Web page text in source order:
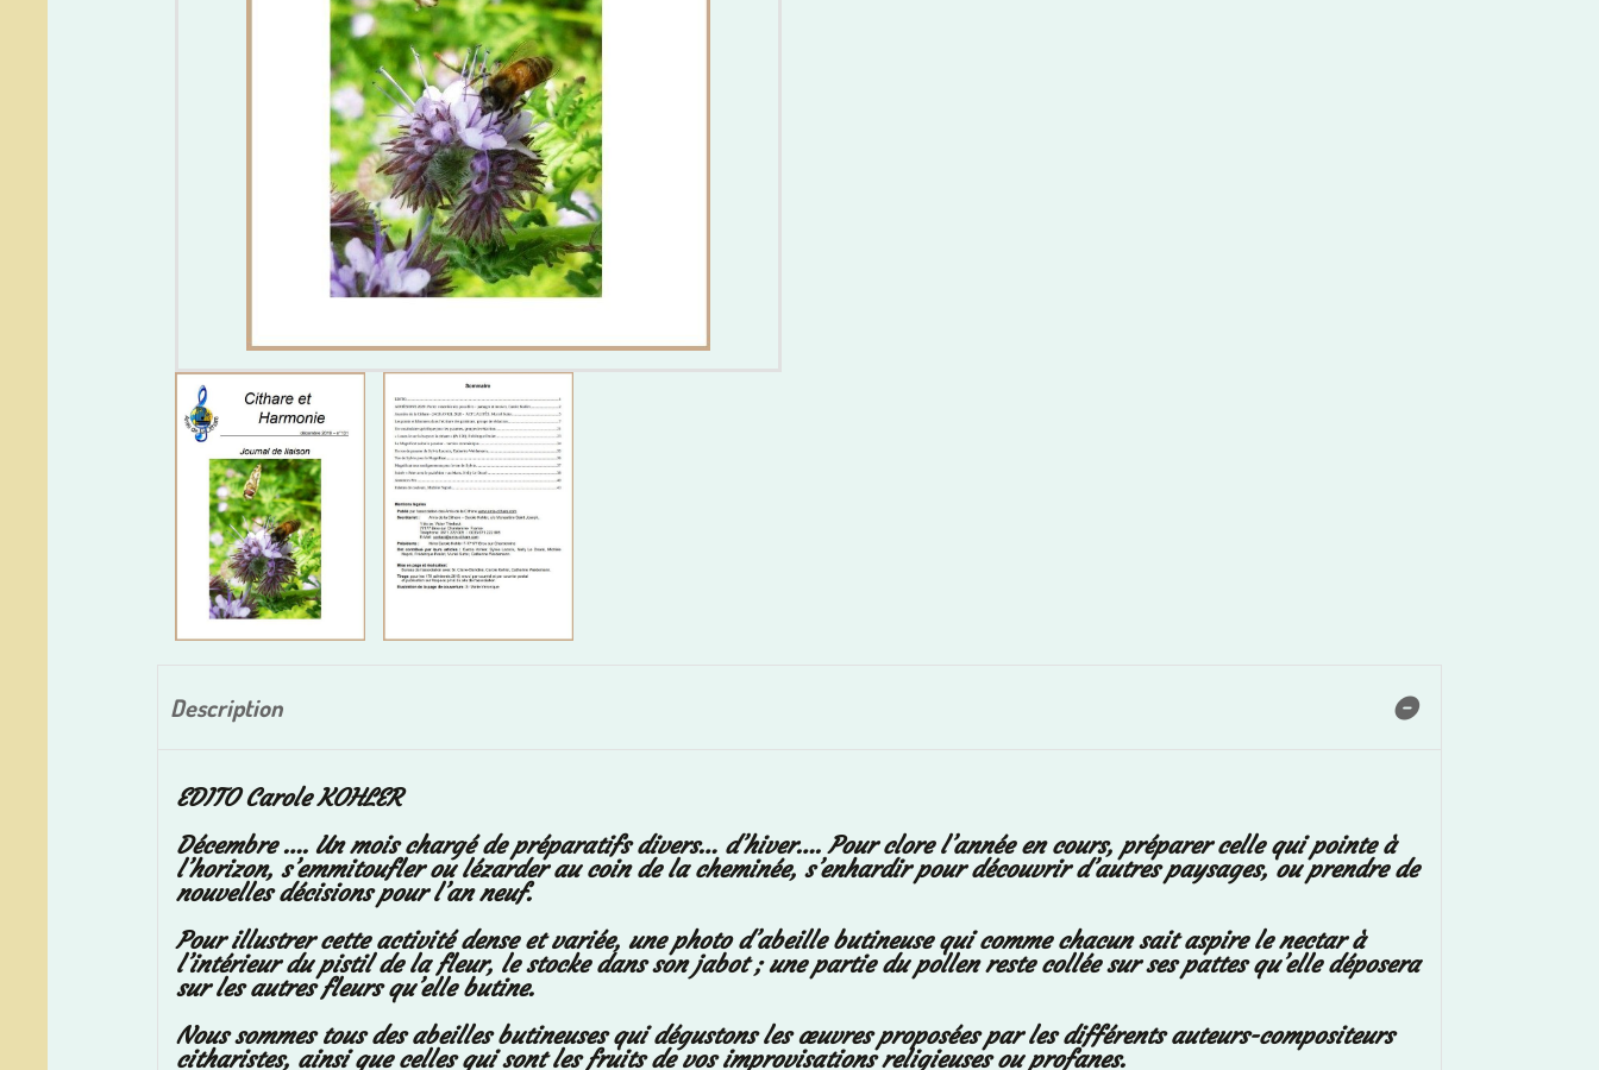
Description
EDITO Carole KOHLER
Décembre …. Un mois chargé de préparatifs divers… d’hiver…. Pour clore l’année en cours, préparer celle qui pointe à
l’horizon, s’emmitoufler ou lézarder au coin de la cheminée, s’enhardir pour découvrir d’autres paysages, ou prendre de
nouvelles décisions pour l’an neuf.
Pour illustrer cette activité dense et variée, une photo d’abeille butineuse qui comme chacun sait aspire le nectar à
l’intérieur du pistil de la fleur, le stocke dans son jabot ; une partie du pollen reste collée sur ses pattes qu’elle déposera
sur les autres fleurs qu’elle butine.
Nous sommes tous des abeilles butineuses qui dégustons les œuvres proposées par les différents auteurs-compositeurs
citharistes, ainsi que celles qui sont les fruits de vos improvisations religieuses ou profanes.